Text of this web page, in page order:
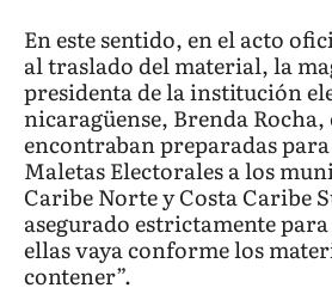
En este sentido, en el acto
al traslado del material, la
presidenta de la institución
nicaragüense, Brenda Rocha,
encontraban preparadas
Maletas Electorales a los
Caribe Norte y Costa Caribe
asegurado estrictamente
ellas vaya conforme los
contener”.